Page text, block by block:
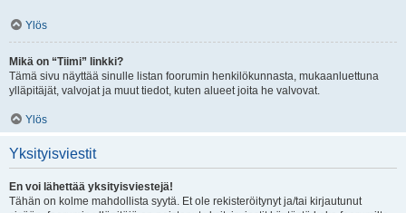
Ylös
Mikä on “Tiimi” linkki?
Tämä sivu näyttää sinulle listan foorumin henkilökunnasta, mukaanluettuna
ylläpitäjät, valvojat ja muut tiedot, kuten alueet joita he valvovat.
Ylös
Yksityisviestit
En voi lähettää yksityisviestejä!
Tähän on kolme mahdollista syytä. Et ole rekisteröitynyt ja/tai kirjautunut